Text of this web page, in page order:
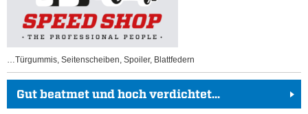
…Türgummis, Seitenscheiben, Spoiler, Blattfedern
Gut beatmet und hoch verdichtet...